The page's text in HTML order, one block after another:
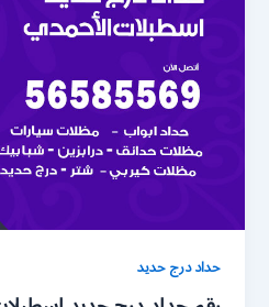
حداد درج حديد